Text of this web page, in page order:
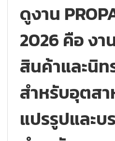
ดูงาน
2026 คือ ง
สินค้าและนิท
สำหรับอุตส
แปรรูปและ